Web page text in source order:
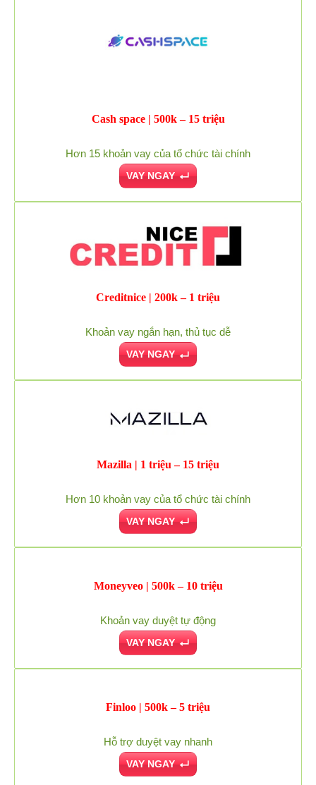
Cash space | 500k – 15 triệu
Hơn 15 khoản vay của tổ chức tài chính
VAY NGAY
Creditnice | 200k – 1 triệu
Khoản vay ngắn hạn, thủ tục dễ
VAY NGAY
Mazilla | 1 triệu – 15 triệu
Hơn 10 khoản vay của tổ chức tài chính
VAY NGAY
Moneyveo | 500k – 10 triệu
Khoản vay duyệt tự động
VAY NGAY
Finloo | 500k – 5 triệu
Hỗ trợ duyệt vay nhanh
VAY NGAY